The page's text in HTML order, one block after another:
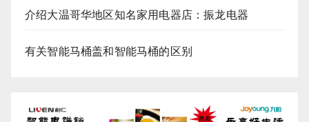
介绍大温哥华地区知名家用电器店：振龙电器
有关智能马桶盖和智能马桶的区别